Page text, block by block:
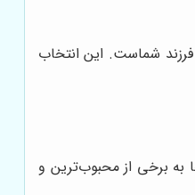
شماست. این انتخاب
به برخی از محبوب‌ترین و